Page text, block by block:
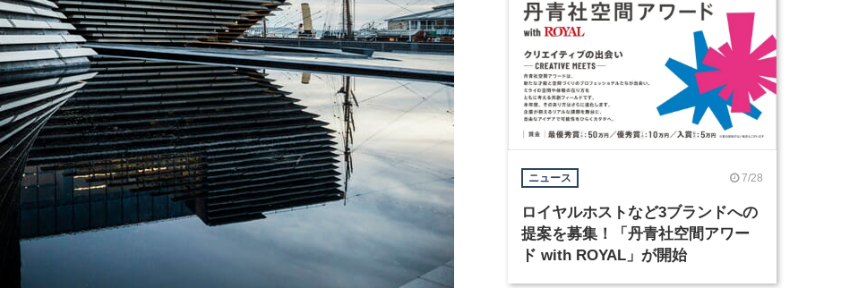
ニュース 7/28
ロイヤルホストなど3ブランドへの
提案を募集！「丹青社空間アワー
ド with ROYAL」が開始